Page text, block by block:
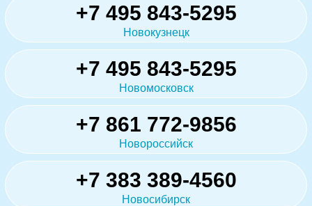
+7 495 843-5295
Новокузнецк
+7 495 843-5295
Новомосковск
+7 861 772-9856
Новороссийск
+7 383 389-4560
Новосибирск